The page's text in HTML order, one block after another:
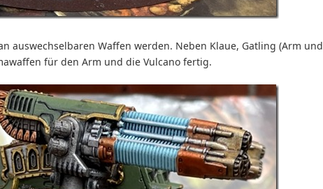
auswechselbaren Waffen werden. Neben Klaue, Gatling (Arm und
für den Arm und die Vulcano fertig.